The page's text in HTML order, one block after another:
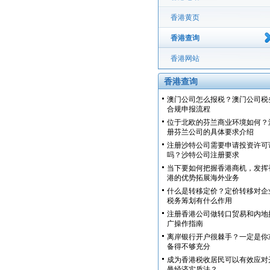
香港黄页
香港查询
香港网站
香港查询
澳门公司怎么报税？澳门公司税
合规申报流程
位于北欧的芬兰商业环境如何？
册芬兰公司的具体要求介绍
注册沙特公司需要申请投资许可
吗？沙特公司注册要求
当下要如何把握香港商机，发挥
港的优势拓展海外业务
什么是转移定价？定价转移对企
税务筹划有什么作用
注册香港公司做转口贸易和内地
广操作指南
离岸银行开户很棘手？一定是你
备得不够充分
成为香港税收居民可以有效应对